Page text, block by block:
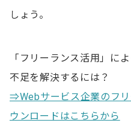
しょう。
「フリーランス活用」に
不足を解決するには？
⇒Webサービス企業のフ
ウンロードはこちらから